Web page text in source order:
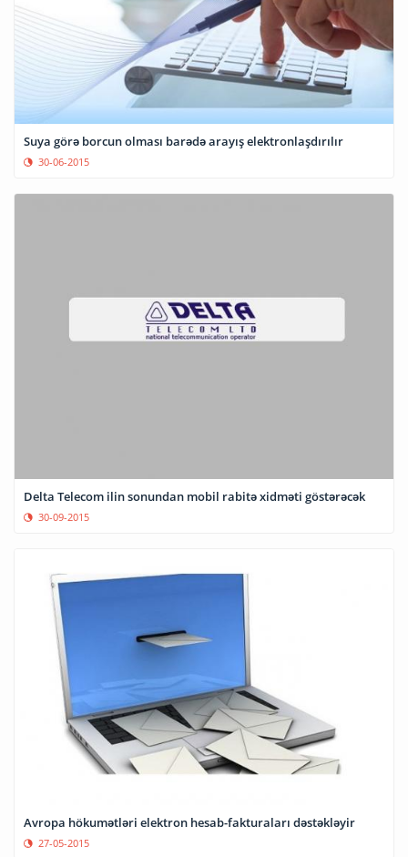
Suya görə borcun olması barədə arayış elektronlaşdırılır
30-06-2015
Delta Telecom ilin sonundan mobil rabitə xidməti göstərəcək
30-09-2015
Avropa hökumətləri elektron hesab-fakturaları dəstəkləyir
27-05-2015